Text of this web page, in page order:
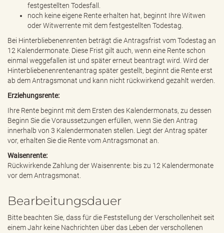
festgestellten Todesfall.
noch keine eigene Rente erhalten hat, beginnt Ihre Witwen
oder Witwerrente mit dem festgestellten Todestag.
Bei Hinterbliebenenrenten beträgt die Antragsfrist vom Todestag an
12 Kalendermonate. Diese Frist gilt auch, wenn eine Rente schon
einmal weggefallen ist und später erneut beantragt wird. Wird der
Hinterbliebenenrentenantrag später gestellt, beginnt die Rente erst
ab dem Antragsmonat und kann nicht rückwirkend gezahlt werden.
Erziehungsrente:
Ihre Rente beginnt mit dem Ersten des Kalendermonats, zu dessen
Beginn Sie die Voraussetzungen erfüllen, wenn Sie den Antrag
innerhalb von 3 Kalendermonaten stellen. Liegt der Antrag später
vor, erhalten Sie die Rente vom Antragsmonat an.
Waisenrente:
Rückwirkende Zahlung der Waisenrente: bis zu 12 Kalendermonate
vor dem Antragsmonat.
Bearbeitungsdauer
Bitte beachten Sie, dass für die Feststellung der Verschollenheit seit
einem Jahr keine Nachrichten über das Leben der verschollenen